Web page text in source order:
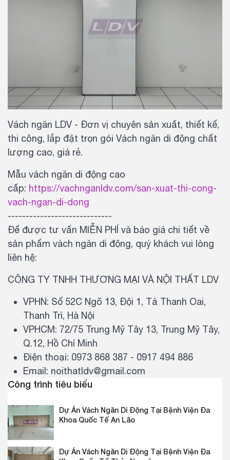
Vách ngăn LDV - Đơn vị chuyên sản xuất, thiết kế,
thi công, lắp đặt trọn gói Vách ngăn di động chất
lượng cao, giá rẻ.
Mẫu vách ngăn di động cao
cấp: https://vachnganldv.com/san-xuat-thi-cong-
vach-ngan-di-dong
-----------------------------
Để được tư vấn MIỄN PHÍ và báo giá chi tiết về
sản phẩm vách ngăn di động, quý khách vui lòng
liên hệ:
CÔNG TY TNHH THƯƠNG MẠI VÀ NỘI THẤT LDV
VPHN: Số 52C Ngõ 13, Đội 1, Tả Thanh Oai,
Thanh Trì, Hà Nội
VPHCM: 72/75 Trung Mỹ Tây 13, Trung Mỹ Tây,
Q.12, Hồ Chí Minh
Điện thoại: 0973 868 387 - 0917 494 886
Email: noithatldv@gmail.com
Công trình tiêu biểu
Dự Án Vách Ngăn Di Động Tại Bệnh Viện Đa
Khoa Quốc Tế An Lão
Dự Án Vách Ngăn Di Động Tại Bệnh Viện Đa